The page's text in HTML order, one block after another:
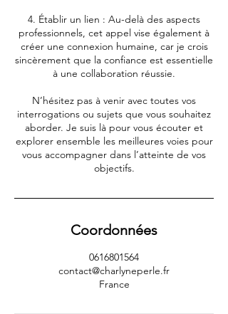
4. Établir un lien : Au-delà des aspects
professionnels, cet appel vise également à
créer une connexion humaine, car je crois
sincèrement que la confiance est essentielle
à une collaboration réussie.
N’hésitez pas à venir avec toutes vos
interrogations ou sujets que vous souhaitez
aborder. Je suis là pour vous écouter et
explorer ensemble les meilleures voies pour
vous accompagner dans l’atteinte de vos
objectifs.
Coordonnées
0616801564
contact@charlyneperle.fr
France